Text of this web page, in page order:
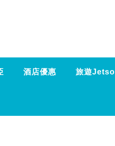
酒店優惠 旅遊Jetso